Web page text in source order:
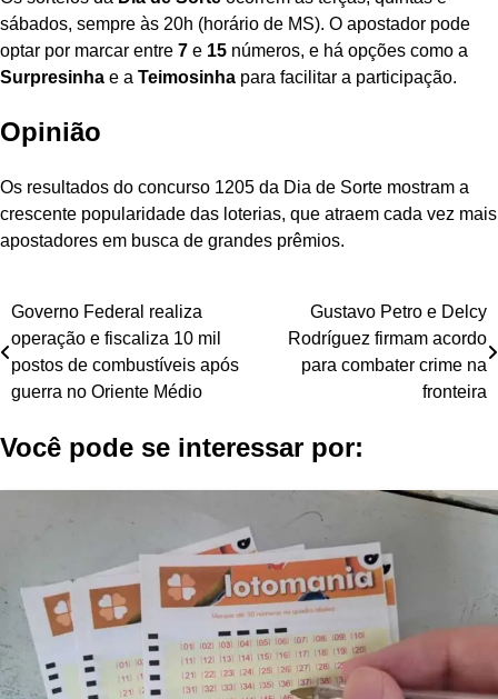
sábados, sempre às 20h (horário de MS). O apostador pode
optar por marcar entre 7 e 15 números, e há opções como a
Surpresinha e a Teimosinha para facilitar a participação.
Opinião
Os resultados do concurso 1205 da Dia de Sorte mostram a
crescente popularidade das loterias, que atraem cada vez mais
apostadores em busca de grandes prêmios.
Navegação
de
Post
Governo Federal realiza
operação e fiscaliza 10 mil
postos de combustíveis após
guerra no Oriente Médio
Gustavo Petro e Delcy
Rodríguez firmam acordo
para combater crime na
fronteira
Você pode se interessar por: